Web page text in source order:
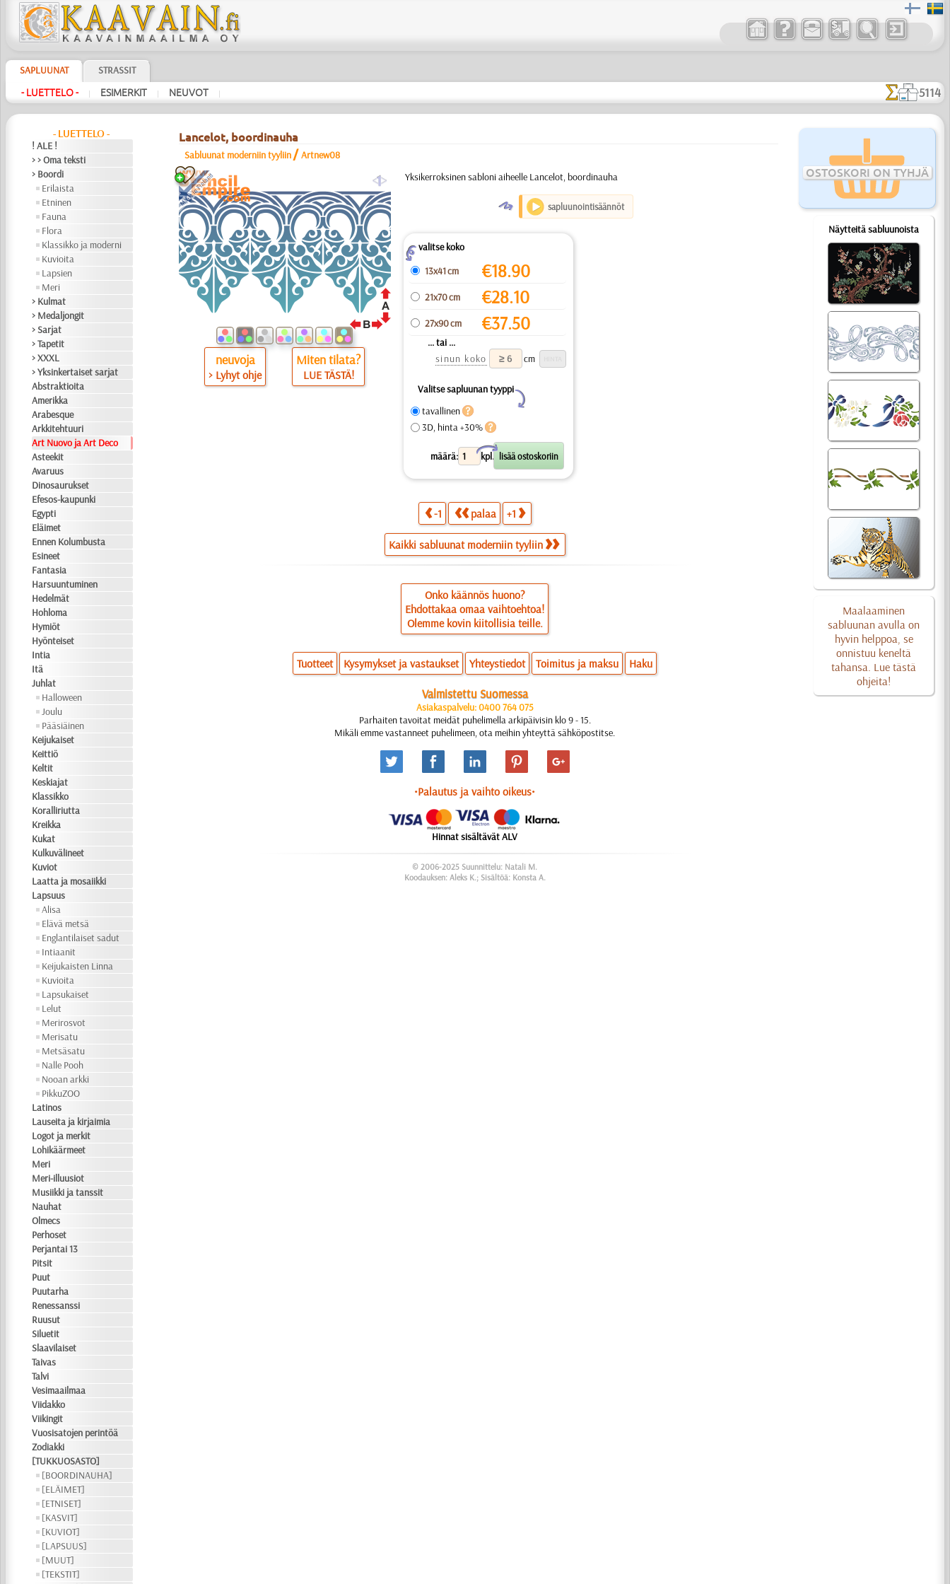
SAPLUUNAT STRASSIT
- LUETTELO - | ESIMERKIT | NEUVOT | 5114
- LUETTELO -
! ALE !
> > Oma teksti
> Boordi
Erilaista
Etninen
Fauna
Flora
Klassikko ja moderni
Kuvioita
Lapsien
Meri
> Kulmat
> Medaljongit
> Sarjat
> Tapetit
> XXXL
> Yksinkertaiset sarjat
Abstraktioita
Amerikka
Arabesque
Arkkitehtuuri
Art Nuovo ja Art Deco
Asteekit
Avaruus
Dinosaurukset
Efesos-kaupunki
Egypti
Eläimet
Ennen Kolumbusta
Esineet
Fantasia
Harsuuntuminen
Hedelmät
Hohloma
Hymiöt
Hyönteiset
Intia
Itä
Juhlat
Halloween
Joulu
Pääsiäinen
Keijukaiset
Keittiö
Keltit
Keskiajat
Klassikko
Koralliriutta
Kreikka
Kukat
Kulkuvälineet
Kuviot
Laatta ja mosaiikki
Lapsuus
Alisa
Elävä metsä
Englantilaiset sadut
Intiaanit
Keijukaisten Linna
Kuvioita
Lapsukaiset
Lelut
Merirosvot
Merisatu
Metsäsatu
Nalle Pooh
Nooan arkki
PikkuZOO
Latinos
Lauseita ja kirjaimia
Logot ja merkit
Lohikäärmeet
Meri
Meri-illuusiot
Musiikki ja tanssit
Nauhat
Olmecs
Perhoset
Perjantai 13
Pitsit
Puut
Puutarha
Renessanssi
Ruusut
Siluetit
Slaavilaiset
Taivas
Talvi
Vesimaailmaa
Viidakko
Viikingit
Vuosisatojen perintöä
Zodiakki
[TUKKUOSASTO]
[BOORDINAUHA]
[ELÄIMET]
[ETNISET]
[KASVIT]
[KUVIOT]
[LAPSUUS]
[MUUT]
[TEKSTIT]
OSTOSKORI ON TYHJÄ
Näytteitä sabluunoista
Maalaaminen
sabluunan avulla on
hyvin helppoa, se
onnistuu keneltä
tahansa. Lue tästä
ohjeita!
Lancelot, boordinauha
Sabluunat moderniin tyyliin /Artnew08
a
neuvoja
> Lyhyt ohje
Miten tilata?
LUE TÄSTÄ!
Yksikerroksinen sabloni aiheelle Lancelot, boordinauha
O sapluunointisäännöt
Zvalitse koko
13x41 cm
€18.90
21x70 cm €28.10
27x90 cm €37.50
... tai ...
sinun koko
cm
Valitse sapluunan tyyppi
Y
tavallinen
3D, hinta +30%
määrä: kpl.
X
-1 palaa +1
Kaikki sabluunat moderniin tyyliin
Onko käännös huono?
Ehdottakaa omaa vaihtoehtoa!
Olemme kovin kiitollisia teille.
Tuotteet Kysymykset ja vastaukset Yhteystiedot Toimitus ja maksu Haku
Valmistettu Suomessa
Asiakaspalvelu: 0400 764 075
Parhaiten tavoitat meidät puhelimella arkipäivisin klo 9 - 15.
Mikäli emme vastanneet puhelimeen, ota meihin yhteyttä sähköpostitse.
•Palautus ja vaihto oikeus•
Hinnat sisältävät ALV
© 2006-2025 Suunnittelu: Natali M.
Koodauksen: Aleks K.; Sisältöä: Konsta A.